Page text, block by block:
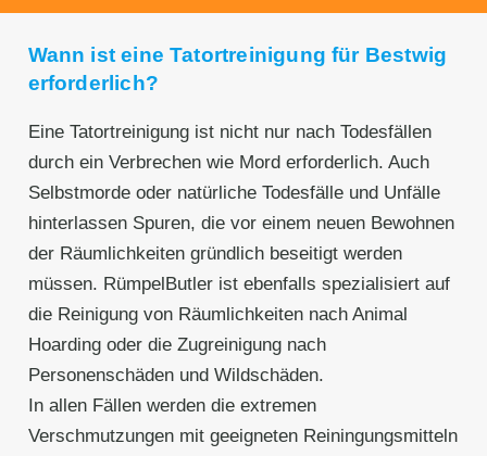
Wann ist eine Tatortreinigung für Bestwig
erforderlich?
Eine Tatortreinigung ist nicht nur nach Todesfällen
durch ein Verbrechen wie Mord erforderlich. Auch
Selbstmorde oder natürliche Todesfälle und Unfälle
hinterlassen Spuren, die vor einem neuen Bewohnen
der Räumlichkeiten gründlich beseitigt werden
müssen. RümpelButler ist ebenfalls spezialisiert auf
die Reinigung von Räumlichkeiten nach Animal
Hoarding oder die Zugreinigung nach
Personenschäden und Wildschäden.
In allen Fällen werden die extremen
Verschmutzungen mit geeigneten Reiningungsmitteln